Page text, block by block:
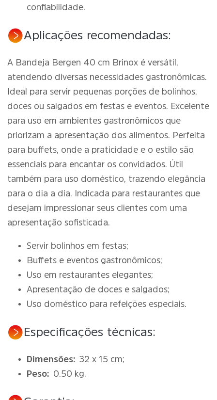
confiabilidade.
Aplicações recomendadas:
A Bandeja Bergen 40 cm Brinox é versátil,
atendendo diversas necessidades gastronômicas.
Ideal para servir pequenas porções de bolinhos,
doces ou salgados em festas e eventos. Excelente
para uso em ambientes gastronômicos que
priorizam a apresentação dos alimentos. Perfeita
para buffets, onde a praticidade e o estilo são
essenciais para encantar os convidados. Útil
também para uso doméstico, trazendo elegância
para o dia a dia. Indicada para restaurantes que
desejam impressionar seus clientes com uma
apresentação sofisticada.
Servir bolinhos em festas;
Buffets e eventos gastronômicos;
Uso em restaurantes elegantes;
Apresentação de doces e salgados;
Uso doméstico para refeições especiais.
Especificações técnicas:
Dimensões: 32 x 15 cm;
Peso: 0.50 kg.